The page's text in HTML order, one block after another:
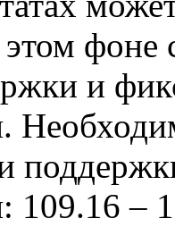
фоне
и
109.16 –